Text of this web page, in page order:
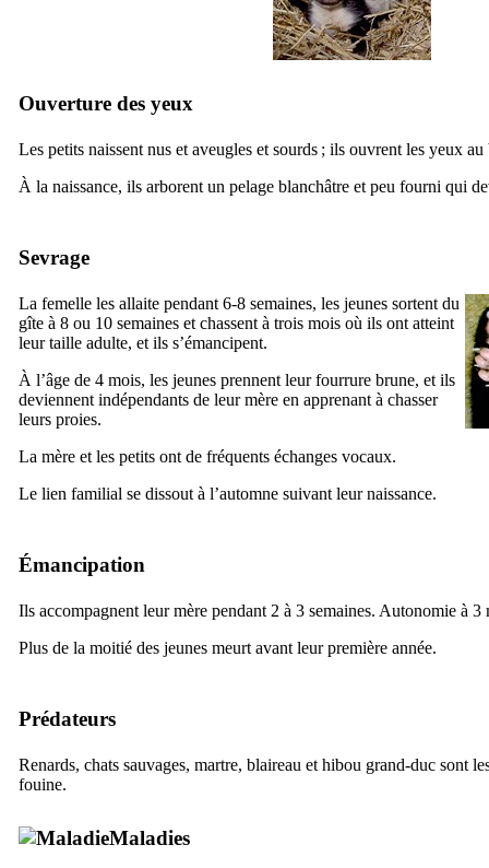
Ouverture des yeux
Les petits naissent nus et aveugles et sourds ; ils ouvrent les yeux au
À la naissance, ils arborent un pelage blanchâtre et peu fourni qui
Sevrage
La femelle les allaite pendant 6-8 semaines, les jeunes sortent du
gîte à 8 ou 10 semaines et chassent à trois mois où ils ont atteint
leur taille adulte, et ils s’émancipent.
À l’âge de 4 mois, les jeunes prennent leur fourrure brune, et ils
deviennent indépendants de leur mère en apprenant à chasser
leurs proies.
La mère et les petits ont de fréquents échanges vocaux.
Le lien familial se dissout à l’automne suivant leur naissance.
Émancipation
Ils accompagnent leur mère pendant 2 à 3 semaines. Autonomie à 3
Plus de la moitié des jeunes meurt avant leur première année.
Prédateurs
Renards, chats sauvages, martre, blaireau et hibou grand-duc sont
fouine.
Maladies